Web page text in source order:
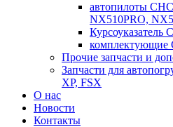
автопилоты
NX510PRO,
Курсоуказатель
комплектующие
Прочие запчасти и
Запчасти для
XP, FSX
О нас
Новости
Контакты